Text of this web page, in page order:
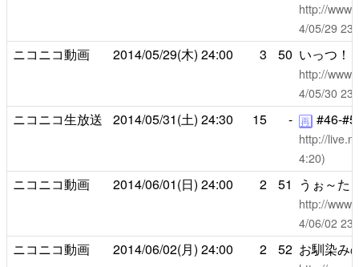
http://
4/05/29
ニコニコ動画 2014/05/29(木) 24:00 3 50 いっつ！
http://
4/05/30
ニコニコ生放送 2014/05/31(土) 24:30 15 - 再 #46-
http://
4:20)
ニコニコ動画 2014/06/01(日) 24:00 2 51 うぉ～た
http://
4/06/02
ニコニコ動画 2014/06/02(月) 24:00 2 52 お馴染み